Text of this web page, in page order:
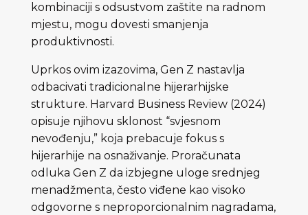
kombinaciji s odsustvom zaštite na radnom
mjestu, mogu dovesti smanjenja
produktivnosti.
Uprkos ovim izazovima, Gen Z nastavlja
odbacivati tradicionalne hijerarhijske
strukture. Harvard Business Review (2024)
opisuje njihovu sklonost “svjesnom
nevođenju,” koja prebacuje fokus s
hijerarhije na osnaživanje. Proračunata
odluka Gen Z da izbjegne uloge srednjeg
menadžmenta, često viđene kao visoko
odgovorne s neproporcionalnim nagradama,